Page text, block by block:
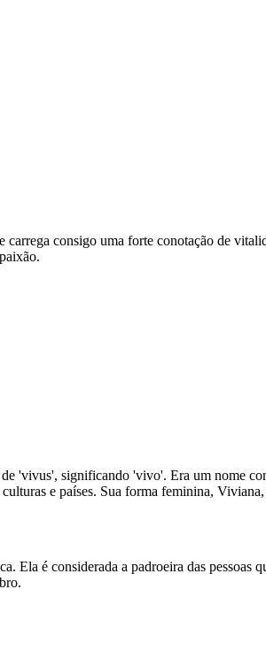
consigo uma forte conotação de
'vivus', significando 'vivo'. Era um nome
e países. Sua forma feminina,
Ela é considerada a padroeira das